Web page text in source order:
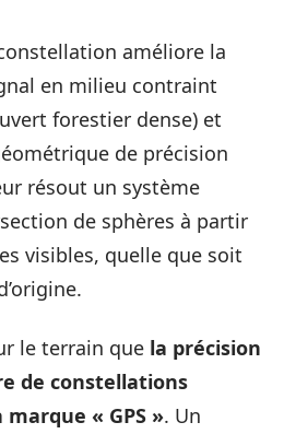
améliore la
en milieu contraint
forestier dense) et
de précision
résout un système
de sphères à partir
visibles, quelle que soit
le terrain que la précision
de constellations
« GPS ». Un